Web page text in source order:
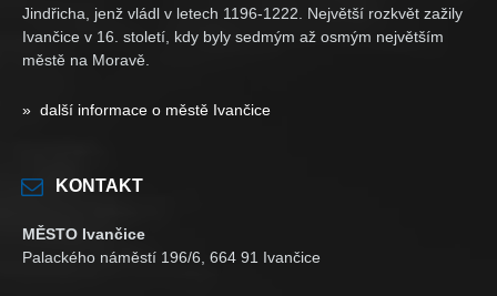
Jindřicha, jenž vládl v letech 1196-1222. Největší rozkvět zažily
Ivančice v 16. století, kdy byly sedmým až osmým největším
městě na Moravě.
» další informace o městě Ivančice
KONTAKT
MĚSTO Ivančice
Palackého náměstí 196/6, 664 91 Ivančice